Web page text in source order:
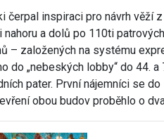
čerpal inspiraci pro návrh věží
a dolů po 110ti
– založených na systému
do „nebeských lobby“ do 44.
pater. První nájemníci se
obou budov proběhlo o